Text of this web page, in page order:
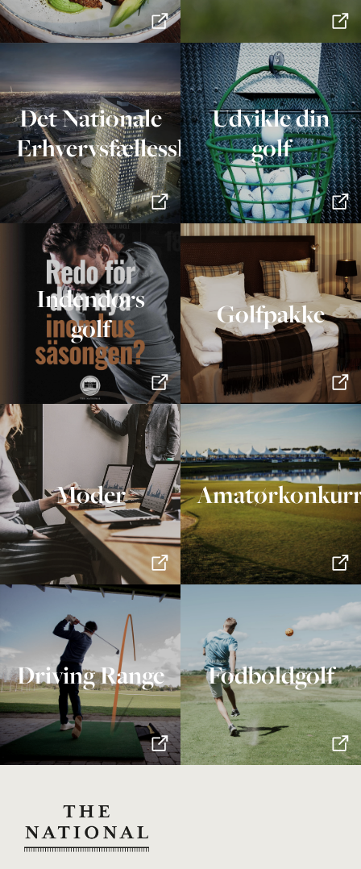
Det Nationale
Erhvervsfællesskab
Udvikle din
golf
Indendørs
golf
Golfpakke
Møder
Driving Range Fodboldgolf